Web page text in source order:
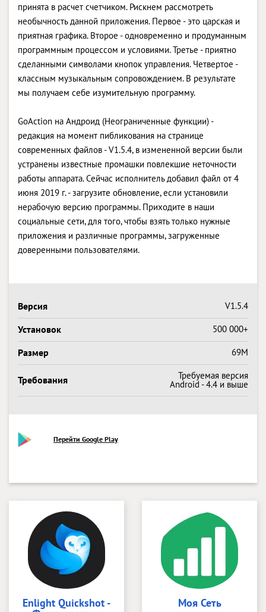
принята в расчет счетчиком. Рискнем рассмотреть
необычность данной приложения. Первое - это царская и
приятная графика. Второе - одновременно и продуманным
программным процессом и условиями. Третье - приятно
сделанными символами кнопок управления. Четвертое -
классным музыкальным сопровождением. В результате
мы получаем себе изумительную программу.
GoAction на Андроид (Неограниченные функции) -
редакция на момент пибликования на странице
современных файлов - V1.5.4, в измененной версии были
устранены известные промашки повлекшие неточности
работы аппарата. Сейчас исполнитель добавил файл от 4
июня 2019 г. - загрузите обновление, если установили
нерабочую версию программы. Приходите в наши
социальные сети, для того, чтобы взять только нужные
приложения и различные программы, загруженные
доверенными пользователями.
Версия V1.5.4
Установок 500 000+
Размер 69M
Требования Требуемая версия
Android - 4.4 и выше
Перейти Google Play
Enlight Quickshot - Моя Сеть